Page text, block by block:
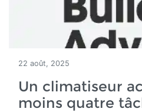
22 août, 2025
Un climatiseur
moins quatre